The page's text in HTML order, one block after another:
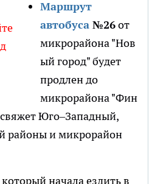
Маршрут
автобуса №26от
микрорайона "Нов
ый город" будет
продлен до
микрорайона "Фин
Юго–Западный,
районы и микрорайон
начала ездить в